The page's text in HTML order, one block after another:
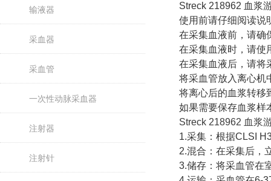
输液器
采血器
采血管
一次性动脉采血器
注射器
注射针
Streck 218962 血浆游
使用前请仔细阅读说明
在采集血液前，请确
在采集血液时，请使
在采集血液后，请将
将采血管放入离心机中
将离心后的血浆转移到
如果需要保存血浆样本
Streck 218962 血浆
1.采集：根据CLSI H3-
2.混合：在采集后，立
3.储存：将采血管在室